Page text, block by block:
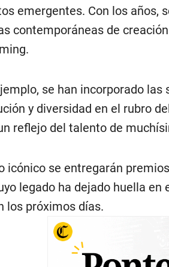
emergentes. Con los
contemporáneas de
se han incorporado
y diversidad en el rubro
reflejo del talento de
icónico se entregarán
legado ha dejado huella
los próximos días.